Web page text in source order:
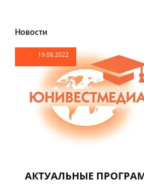
Новости
19.08.2022
АКТУАЛЬНЫЕ